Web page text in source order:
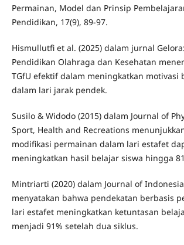
Permainan, Model dan Prinsip
Pendidikan, 17(9), 89-97.
Hismullutfi et al. (2025) dalam jurnal
Pendidikan Olahraga dan Kesehatan
TGfU efektif dalam meningkatkan motivasi
dalam lari jarak pendek.
Susilo & Widodo (2015) dalam Journal of
Sport, Health and Recreations
modifikasi permainan dalam lari estafet
meningkatkan hasil belajar siswa hingga
Mintriarti (2020) dalam Journal of
menyatakan bahwa pendekatan berbasis
lari estafet meningkatkan ketuntasan
menjadi 91% setelah dua siklus.